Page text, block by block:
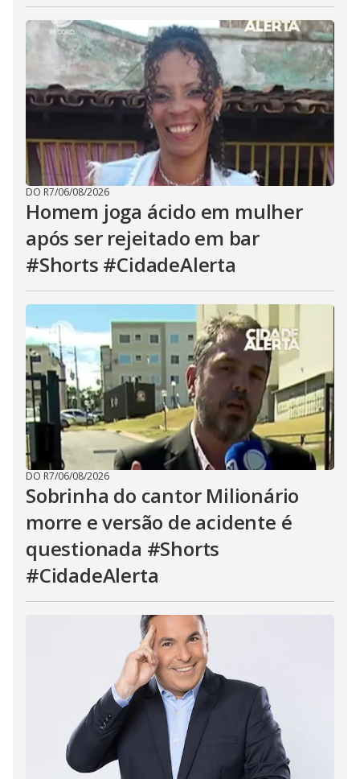
DO R7/06/08/2026
Homem joga ácido em mulher
após ser rejeitado em bar
#Shorts #CidadeAlerta
DO R7/06/08/2026
Sobrinha do cantor Milionário
morre e versão de acidente é
questionada #Shorts
#CidadeAlerta